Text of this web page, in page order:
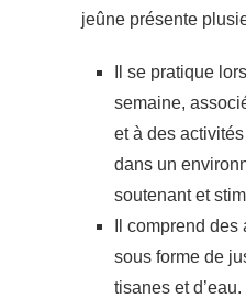
jeûne présente
Il se pratique
semaine,
et à des
dans un
soutenant et
Il comprend
sous forme de
tisanes et